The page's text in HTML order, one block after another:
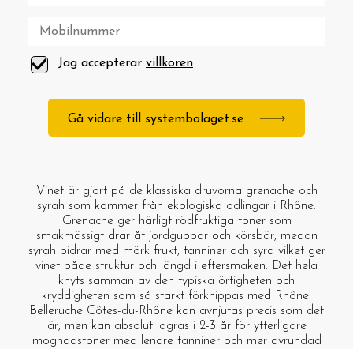
Jag accepterar villkoren
Gå vidare till systembolaget.se
Vinet är gjort på de klassiska druvorna grenache och
syrah som kommer från ekologiska odlingar i Rhône.
Grenache ger härligt rödfruktiga toner som
smakmässigt drar åt jordgubbar och körsbär, medan
syrah bidrar med mörk frukt, tanniner och syra vilket ger
vinet både struktur och längd i eftersmaken. Det hela
knyts samman av den typiska örtigheten och
kryddigheten som så starkt förknippas med Rhône.
Belleruche Côtes-du-Rhône kan avnjutas precis som det
är, men kan absolut lagras i 2-3 år för ytterligare
mognadstoner med lenare tanniner och mer avrundad